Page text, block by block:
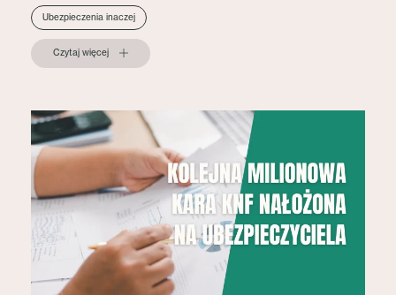
Ubezpieczenia inaczej
Czytaj więcej